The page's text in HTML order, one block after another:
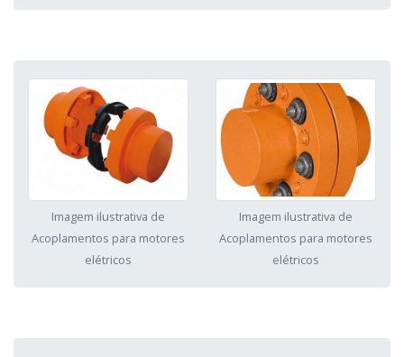
Imagem ilustrativa de
Acoplamentos para motores
elétricos
Imagem ilustrativa de
Acoplamentos para motores
elétricos